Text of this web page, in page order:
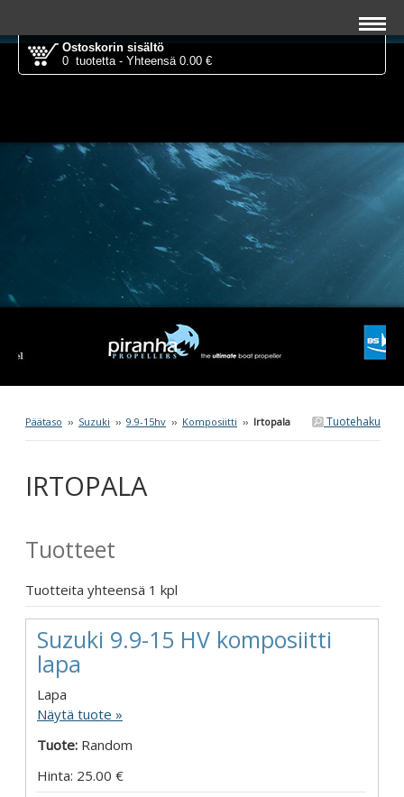
Ostoskorin sisältö
0 tuotetta - Yhteensä 0.00 €
Tuotehaku
Päätaso ›› Suzuki ›› 9.9-15hv ›› Komposiitti ›› Irtopala
IRTOPALA
Tuotteet
Tuotteita yhteensä 1 kpl
Suzuki 9.9-15 HV komposiitti
lapa
Lapa
Näytä tuote »
Tuote: Random
Hinta: 25.00 €